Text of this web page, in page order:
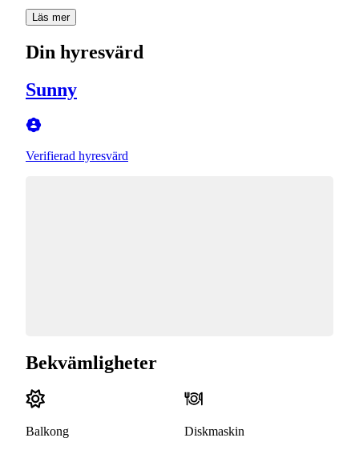
Läs mer
Din hyresvärd
Sunny
Verifierad hyresvärd
Bekvämligheter
Balkong Diskmaskin